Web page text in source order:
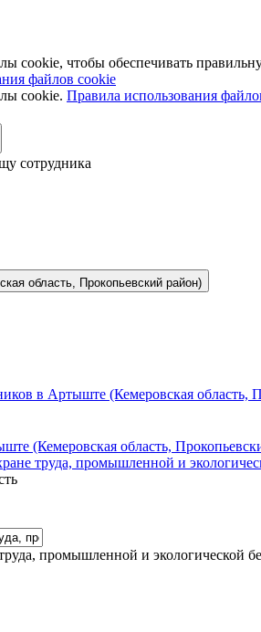
cookie, чтобы обеспечивать
файлов cookie
cookie. Правила использования
сотрудника
область, Прокопьевский район)
в Артыште (Кемеровская область,
(Кемеровская область,
труда, промышленной и
промышленной и экологической